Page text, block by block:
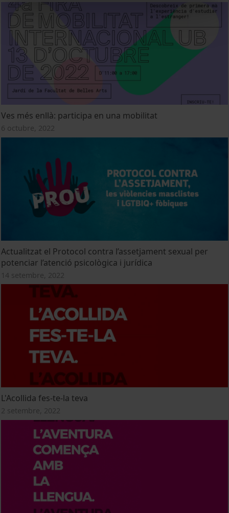
Ves més enllà: participa en una mobilitat
6 octubre, 2022
Actualitzat el Protocol contra l’assetjament sexual per
potenciar l’atenció psicològica i jurídica
14 setembre, 2022
L'Acollida fes-te-la teva
2 setembre, 2022